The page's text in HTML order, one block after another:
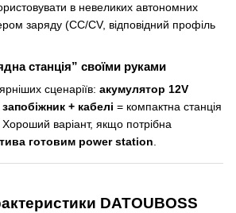
в невеликих автономних
заряду (CC/CV, відповідний профіль
станція” своїми руками
сценаріїв: акумулятор 12V
+ кабелі = компактна станція
варіант, якщо потрібна
готовим power station.
DATOUBOSS